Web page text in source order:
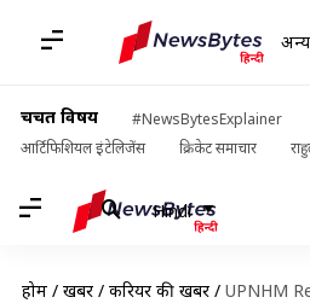
अन्य
चर्चित विषय #NewsBytesExplainer
आर्टिफिशियल इंटेलिजेंस
क्रिकेट समाचार
Hindi
होम / खबरें / करियर की खबरें / UPNHM Recruitment